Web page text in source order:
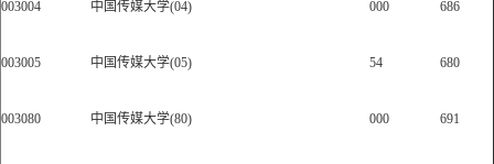
003004 中国传媒大学(04) 000 686
003005 中国传媒大学(05) 54 680
003080 中国传媒大学(80) 000 691